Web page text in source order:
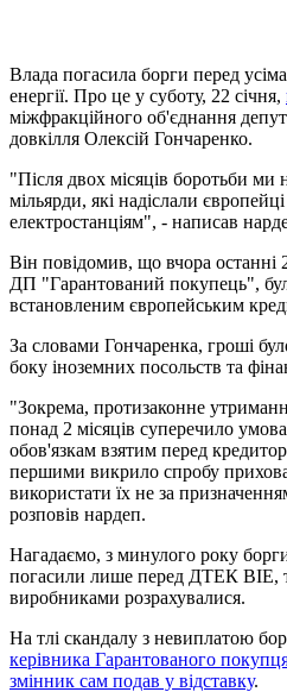
Влада погасила борги перед
енергії. Про це у суботу, 22 січня,
міжфракційного об'єднання
довкілля Олексій Гончаренко.
"Після двох місяців боротьби ми
мільярди, які надіслали
електростанціям", - написав
Він повідомив, що вчора останні
ДП "Гарантований покупець",
встановленим європейським
За словами Гончаренка, гроші
боку іноземних посольств та
"Зокрема, протизаконне
понад 2 місяців суперечило
обов'язкам взятим перед
першими викрило спробу
використати їх не за
розповів нардеп.
Нагадаємо, з минулого року
погасили лише перед ДТЕК ВІЕ,
виробниками розрахувалися.
На тлі скандалу з невиплатою
керівника Гарантованого
змінник сам подав у відставку.